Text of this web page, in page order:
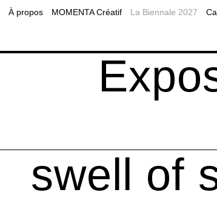
À propos
Contact
MOMENTA Créatif
2017
La Biennale 2027
Accessibilité
swell of